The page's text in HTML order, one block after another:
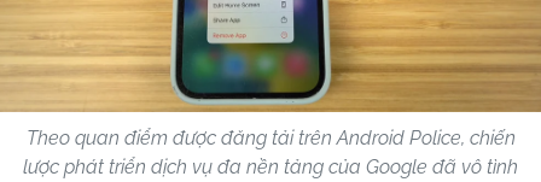
Theo quan điểm được đăng tải trên Android Police, chiến
lược phát triển dịch vụ đa nền tảng của Google đã vô tình